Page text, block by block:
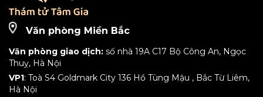
Văn phòng Miền Bắc
Văn phòng giao dịch: số nhà 19A C17 Bộ Công An, Ngọc
Thuỵ, Hà Nội
VP1: Toà S4 Goldmark City 136 Hồ Tùng Mậu , Bắc Từ Liêm,
Hà Nội